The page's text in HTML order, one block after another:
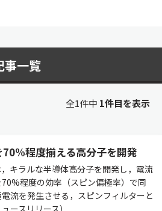
事一覧
全1件中 1件目を表示
程度揃える高分子を開発
キラルな半導体高分子を開発し，電流
程度の効率（スピン偏極率）で同
流を発生させる，スピンフィルターと
ースリリース）...